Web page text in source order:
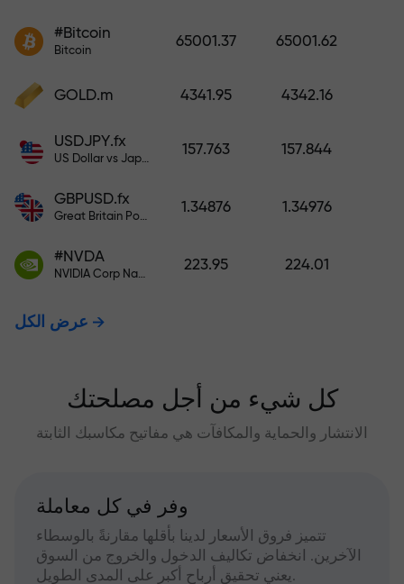
مطبعياً. كلما زاد مبلغ الإيداع، زادت
#Bitcoin
Bitcoin
65001.37 65001.62
GOLD.m 4341.95 4342.16
USDJPY.fx
US Dollar vs Japanese Yen
157.763 157.844
GBPUSD.fx
Great Britain Pound vs US Dollar
1.34876 1.34976
#NVDA
NVIDIA Corp Nasdaq Stock Exchange (Nasdaq) USD
223.95 224.01
عرض الكل
كل شيء من أجل مصلحتك
الانتشار والحماية والمكافآت هي مفاتيح مكاسبك الثابتة
وفر في كل معاملة
تتميز فروق الأسعار لدينا بأقلها مقارنةً بالوسطاء
الآخرين. انخفاض تكاليف الدخول والخروج من السوق
يعني تحقيق أرباح أكبر على المدى الطويل.